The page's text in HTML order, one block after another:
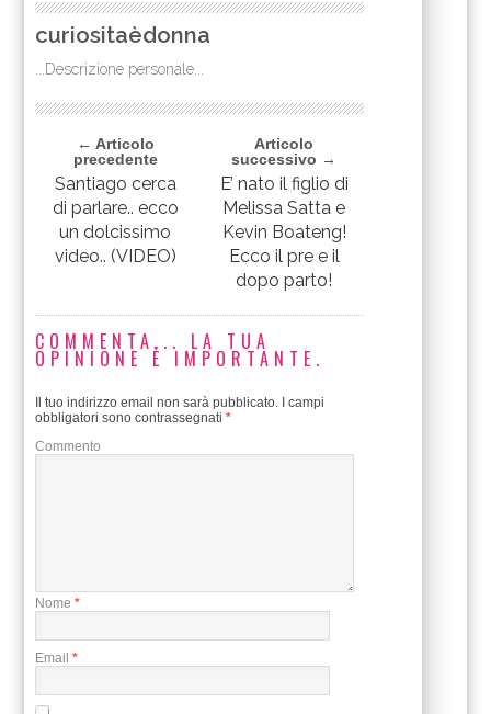
curiositaèdonna
...Descrizione personale...
← Articolo
precedente
Santiago cerca
di parlare.. ecco
un dolcissimo
video.. (VIDEO)
Articolo
successivo →
E’ nato il figlio di
Melissa Satta e
Kevin Boateng!
Ecco il pre e il
dopo parto!
COMMENTA... LA TUA
OPINIONE È IMPORTANTE.
Il tuo indirizzo email non sarà pubblicato. I campi
obbligatori sono contrassegnati*
Commento
Nome *
Email *